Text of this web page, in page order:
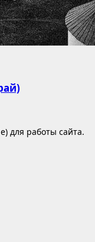
для работы сайта.